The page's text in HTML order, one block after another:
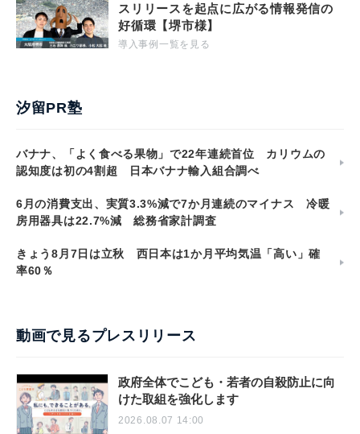
スリリースを起点に広がる情報発信の
好循環【堺市様】
導入事例一覧を見る
汐留PR塾
バナナ、「よく食べる果物」で22年連続首位 カリウムの
認知度は初の4割超 日本バナナ輸入組合調べ
6月の消費支出、実質3.3%減で7か月連続のマイナス 冷暖
房用器具は22.7%減 総務省家計調査
きょう8月7日は立秋 西日本は1か月平均気温「高い」確
率60％
動画で見るプレスリリース
政府全体でこども・若者の自殺防止に向
けた取組を強化します
2026.08.07 14:00